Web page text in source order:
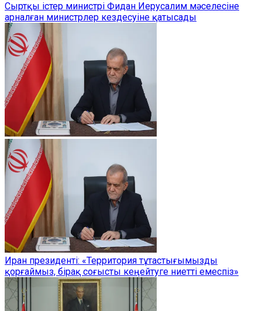
Сыртқы істер министрі Фидан Иерусалим мәселесіне
арналған министрлер кездесуіне қатысады
Иран президенті: «Территория тұтастығымызды
қорғаймыз, бірақ соғысты кеңейтуге ниетті емеспіз»